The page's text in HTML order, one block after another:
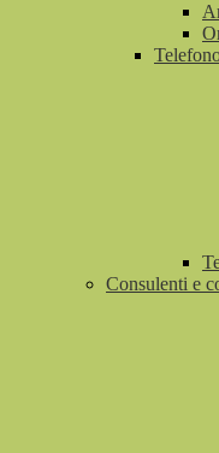
Consulenti e